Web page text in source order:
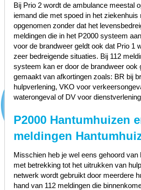
Bij Prio 2 wordt de ambulance meestal
iemand die met spoed in het ziekenhuis
opgenomen zonder dat het
meldingen die in het P2000 systeem
voor de brandweer geldt ook dat Prio 1
zeer bedreigende situaties. Bij 112
systeem kan er door de brandweer ook
gemaakt van afkortingen zoals: BR bij
hulpverlening, VKO voor
waterongeval of DV voor
P2000 Hantumhuizen
meldingen
Misschien heb je wel eens gehoord van
met betrekking tot het uitrukken van
netwerk wordt gebruikt door meerdere
hand van 112 meldingen die